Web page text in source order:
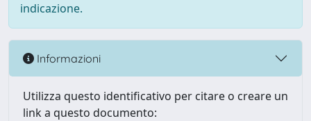
indicazione.
Informazioni
Utilizza questo identificativo per citare o creare un
link a questo documento: